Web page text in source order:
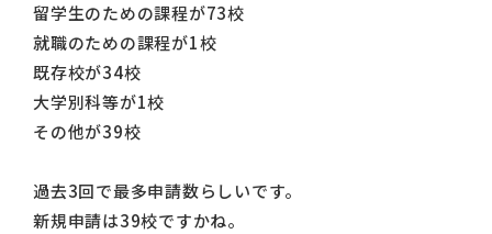
留学生のための課程が73校
就職のための課程が1校
既存校が34校
大学別科等が1校
その他が39校
過去3回で最多申請数らしいです。
新規申請は39校ですかね。